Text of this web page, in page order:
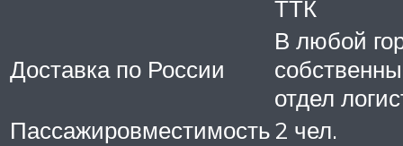
ТТК
Доставка по России
В любой
отдел
Пассажировместимость2 чел.